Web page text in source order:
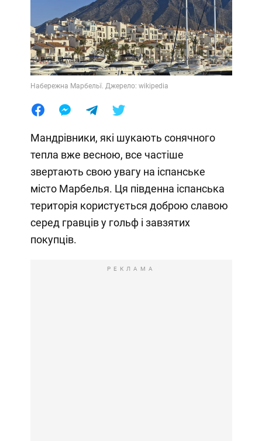
Набережна Марбельї. Джерело: wikipedia
Мандрівники, які шукають сонячного
тепла вже весною, все частіше
звертають свою увагу на іспанське
місто Марбелья. Ця південна іспанська
територія користується доброю славою
серед гравців у гольф і завзятих
покупців.
РЕКЛАМА